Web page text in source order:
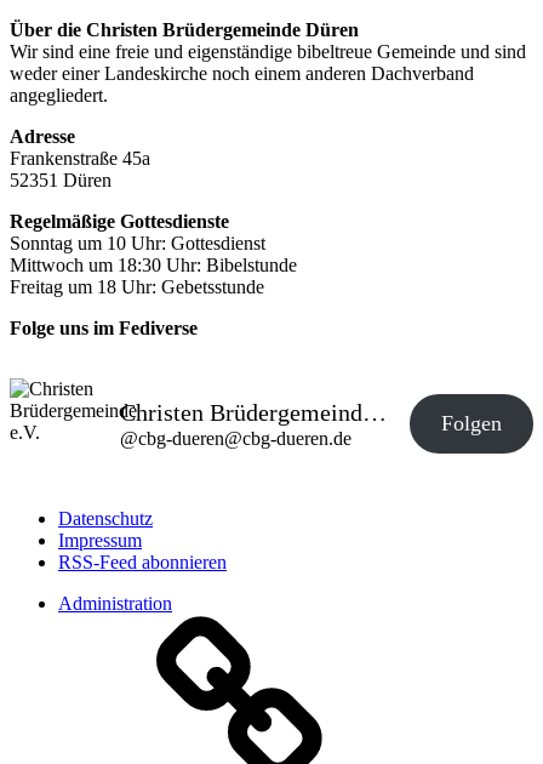
Über die Christen Brüdergemeinde Düren
Wir sind eine freie und eigenständige bibeltreue Gemeinde und sind
weder einer Landeskirche noch einem anderen Dachverband
angegliedert.
Adresse
Frankenstraße 45a
52351 Düren
Regelmäßige Gottesdienste
Sonntag um 10 Uhr: Gottesdienst
Mittwoch um 18:30 Uhr: Bibelstunde
Freitag um 18 Uhr: Gebetsstunde
Folge uns im Fediverse
Christen Brüdergemeinde e.V.
@cbg-dueren@cbg-dueren.de
Folgen
Datenschutz
Impressum
RSS-Feed abonnieren
Administration